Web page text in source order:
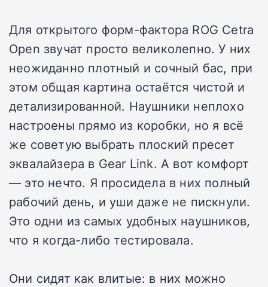
Для открытого форм-фактора ROG Cetra
Open звучат просто великолепно. У них
неожиданно плотный и сочный бас, при
этом общая картина остаётся чистой и
детализированной. Наушники неплохо
настроены прямо из коробки, но я всё
же советую выбрать плоский пресет
эквалайзера в Gear Link. А вот комфорт
— это нечто. Я просидела в них полный
рабочий день, и уши даже не пискнули.
Это одни из самых удобных наушников,
что я когда-либо тестировала.
Они сидят как влитые: в них можно